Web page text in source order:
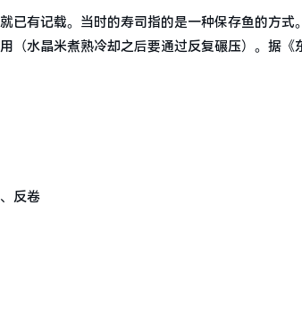
已有记载。当时的寿司指的是一种保存鱼的方式
（水晶米煮熟冷却之后要通过反复碾压）。据
反卷